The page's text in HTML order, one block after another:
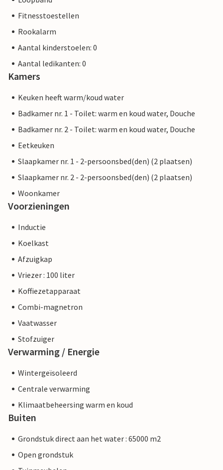
Fitnesstoestellen
Rookalarm
Aantal kinderstoelen: 0
Aantal ledikanten: 0
Kamers
Keuken heeft warm/koud water
Badkamer nr. 1 - Toilet: warm en koud water, Douche
Badkamer nr. 2 - Toilet: warm en koud water, Douche
Eetkeuken
Slaapkamer nr. 1 - 2-persoonsbed(den) (2 plaatsen)
Slaapkamer nr. 2 - 2-persoonsbed(den) (2 plaatsen)
Woonkamer
Voorzieningen
Inductie
Koelkast
Afzuigkap
Vriezer : 100 liter
Koffiezetapparaat
Combi-magnetron
Vaatwasser
Stofzuiger
Verwarming / Energie
Wintergeïsoleerd
Centrale verwarming
Klimaatbeheersing warm en koud
Buiten
Grondstuk direct aan het water : 65000 m2
Open grondstuk